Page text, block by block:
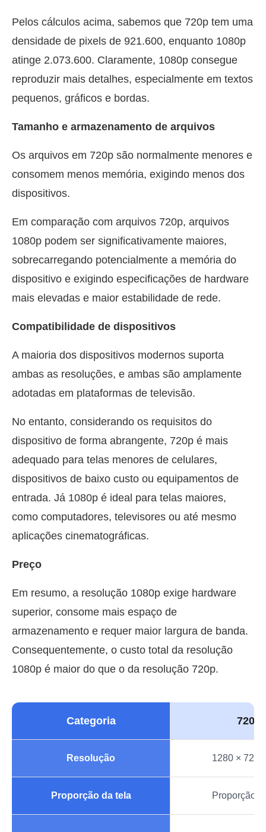
Pelos cálculos acima, sabemos que 720p tem uma
densidade de pixels de 921.600, enquanto 1080p
atinge 2.073.600. Claramente, 1080p consegue
reproduzir mais detalhes, especialmente em textos
pequenos, gráficos e bordas.
Tamanho e armazenamento de arquivos
Os arquivos em 720p são normalmente menores e
consomem menos memória, exigindo menos dos
dispositivos.
Em comparação com arquivos 720p, arquivos
1080p podem ser significativamente maiores,
sobrecarregando potencialmente a memória do
dispositivo e exigindo especificações de hardware
mais elevadas e maior estabilidade de rede.
Compatibilidade de dispositivos
A maioria dos dispositivos modernos suporta
ambas as resoluções, e ambas são amplamente
adotadas em plataformas de televisão.
No entanto, considerando os requisitos do
dispositivo de forma abrangente, 720p é mais
adequado para telas menores de celulares,
dispositivos de baixo custo ou equipamentos de
entrada. Já 1080p é ideal para telas maiores,
como computadores, televisores ou até mesmo
aplicações cinematográficas.
Preço
Em resumo, a resolução 1080p exige hardware
superior, consome mais espaço de
armazenamento e requer maior largura de banda.
Consequentemente, o custo total da resolução
1080p é maior do que o da resolução 720p.
Categoria 720p
Resolução 1280 × 720
Proporção da tela Proporção